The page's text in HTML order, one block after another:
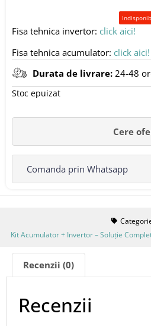
Fisa tehnica invertor: click aici!
Fisa tehnica acumulator: click aici!
Durata de livrare: 24-48
Stoc epuizat
Comanda prin Whatsapp
Kit Acumulator + Invertor – Soluție
Recenzii (0)
Recenzii